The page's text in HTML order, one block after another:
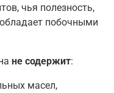
чья полезность,
побочными
не содержит:
масел,